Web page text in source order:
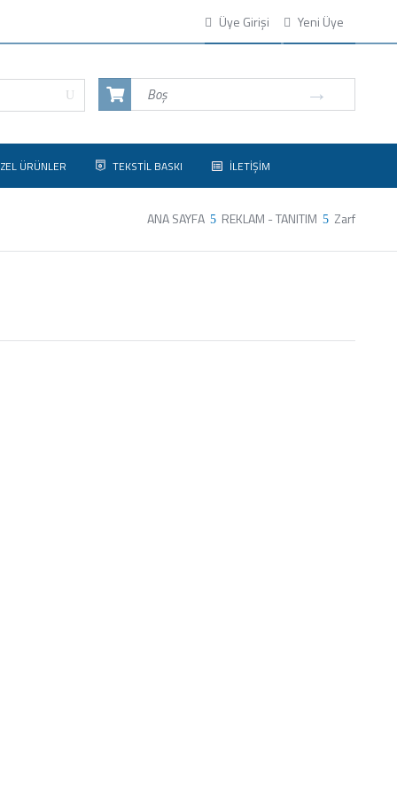
Üye Girişi Yeni Üye
Boş
ÜRÜNLER TEKSTİL BASKI İLETİŞİM
ANA SAYFA REKLAM - TANITIM Zarf